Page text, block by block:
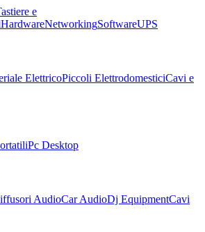
e
HardwareNetworkingSoftwareUPS
ElettricoPiccoli ElettrodomesticiCavi e
Pc Desktop
AudioCar AudioDj EquipmentCavi